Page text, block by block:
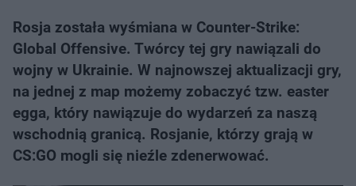
Rosja została wyśmiana w Counter-Strike:
Global Offensive. Twórcy tej gry nawiązali do
wojny w Ukrainie. W najnowszej aktualizacji gry,
na jednej z map możemy zobaczyć tzw. easter
egga, który nawiązuje do wydarzeń za naszą
wschodnią granicą. Rosjanie, którzy grają w
CS:GO mogli się nieźle zdenerwować.